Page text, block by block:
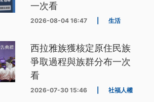
一次看
2026-08-04 16:47 生活
西拉雅族獲核定原住民族
爭取過程與族群分布一次
看
2026-07-30 15:46 社福人權